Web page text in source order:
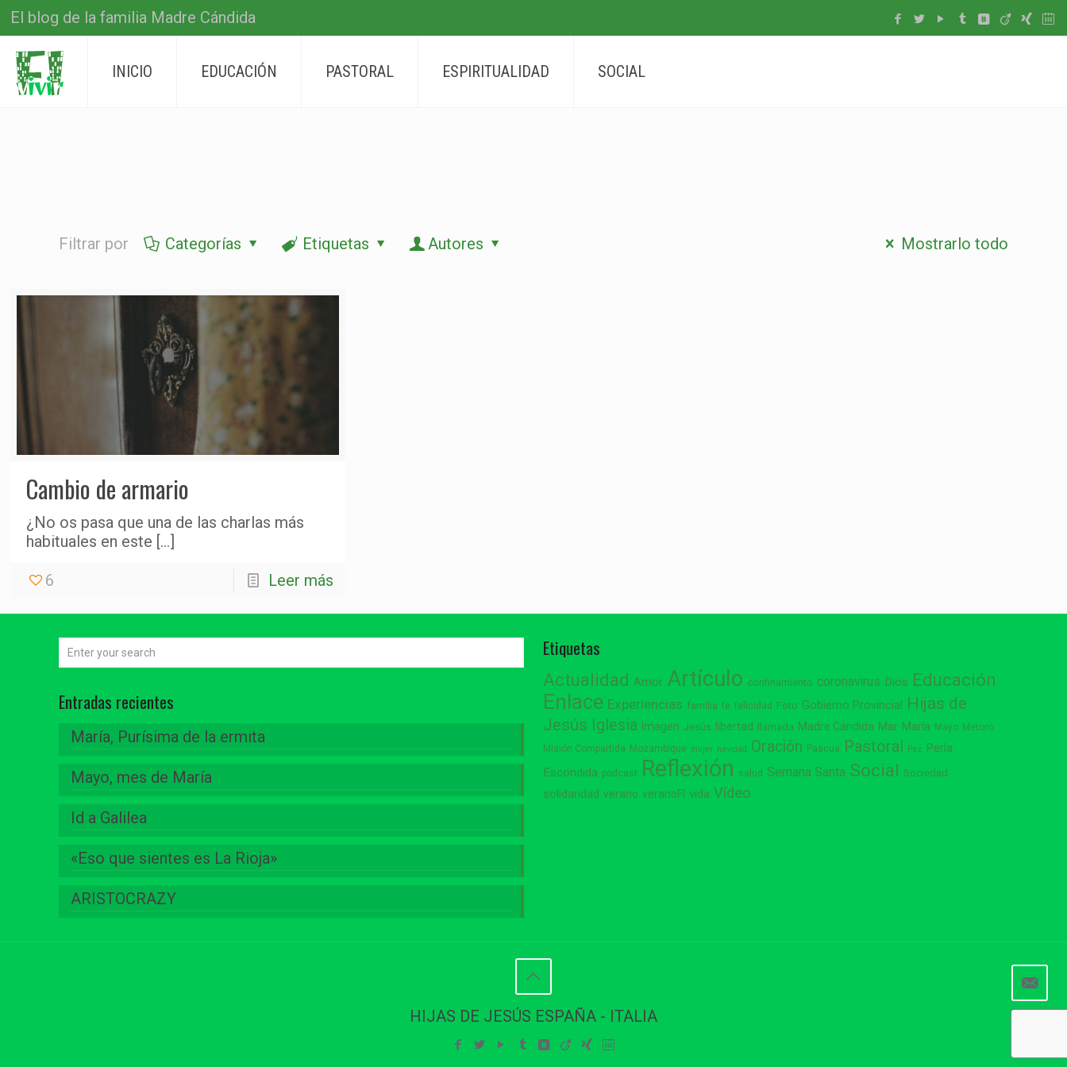
El blog de la familia Madre Cándida
INICIO EDUCACIÓN PASTORAL ESPIRITUALIDAD SOCIAL
Filtrar por Categorías Etiquetas Autores Mostrarlo todo
Cambio de armario
¿No os pasa que una de las charlas más
habituales en este […]
6 Leer más
Entradas recientes
María, Purísima de la ermita
Mayo, mes de María
Id a Galilea
«Eso que sientes es La Rioja»
ARISTOCRAZY
Etiquetas
Actualidad Amor Artículo confinamiento coronavirus Dios Educación
Enlace Experiencias familia fe felicidad Foto Gobierno Provincial
Hijas de
Jesús Iglesia Imagen Jesús libertad llamada Madre Cándida Mar María Mayo Metoro
Misión Compartida Mozambique mujer navidad Oración Pascua Pastoral Paz Perla
Escondida podcast Reflexión salud Semana Santa Social Sociedad
solidaridad verano veranoFI vida Vídeo
HIJAS DE JESÚS ESPAÑA - ITALIA